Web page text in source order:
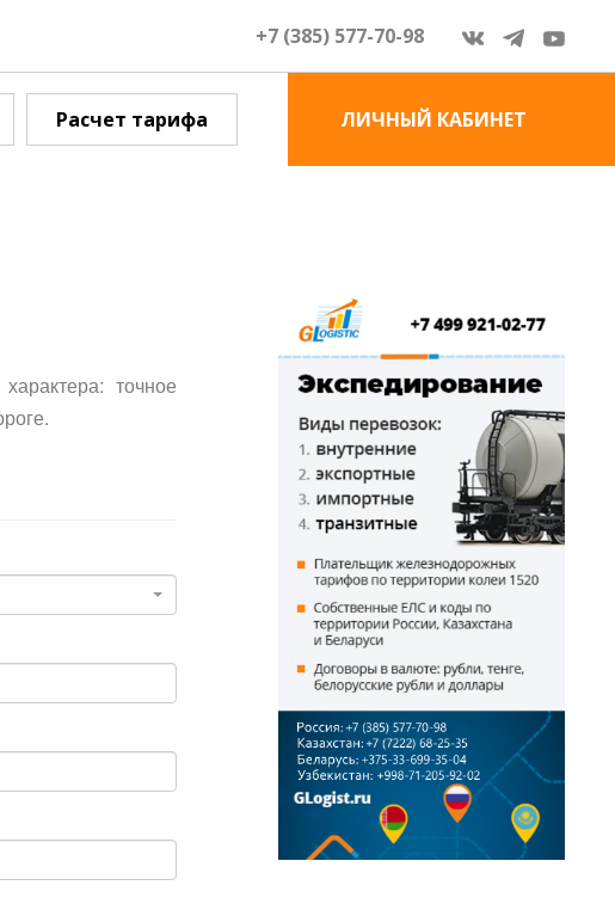
+7 (385) 577-70-98
Расчет тарифа ЛИЧНЫЙ КАБИНЕТ
точное